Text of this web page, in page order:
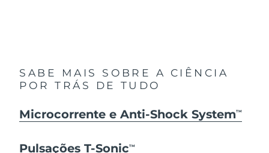
SABE MAIS SOBRE A CIÊNCIA
POR TRÁS DE TUDO
Microcorrente e Anti-Shock SystemTM
Pulsações T-SonicTM
Letônia Entrega prevista
Líbano Entrega prevista 8/11/26